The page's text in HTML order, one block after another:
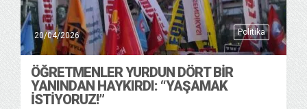
Politika
20/04/2026
ÖĞRETMENLER YURDUN DÖRT BIR
YANINDAN HAYKIRDI: “YAŞAMAK
İSTIYORUZ!”